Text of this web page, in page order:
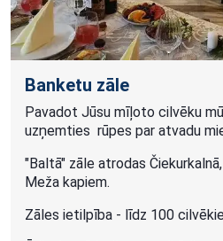
Banketu zāle
Pavadot Jūsu mīļoto cilvēku
uzņemties rūpes par atvadu
"Baltā" zāle atrodas
Meža kapiem.
Zāles ietilpība - līdz 100